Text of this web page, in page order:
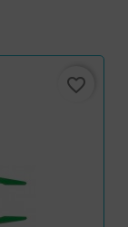
favorite_border